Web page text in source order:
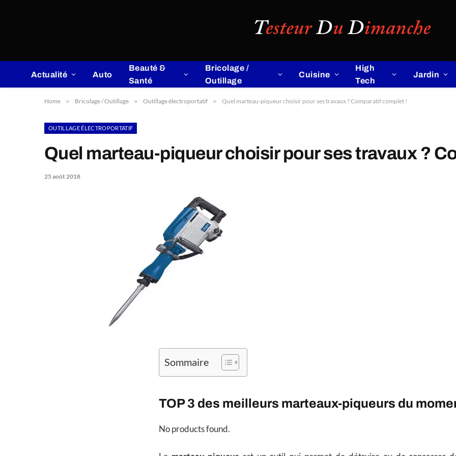
Actualité Auto
Beauté &
Santé
Bricolage /
Outillage
Cuisine
High
Tech
Jardin
Home » Bricolage / Outillage » Outillage électroportatif » Quel marteau-piqueur choisir pour ses travaux ? Comparatif complet !
OUTILLAGE ÉLECTROPORTATIF
Quel marteau-piqueur choisir pour ses travaux ?
25 août 2018
Sommaire
TOP 3 des meilleurs marteaux-piqueurs du
No products found.